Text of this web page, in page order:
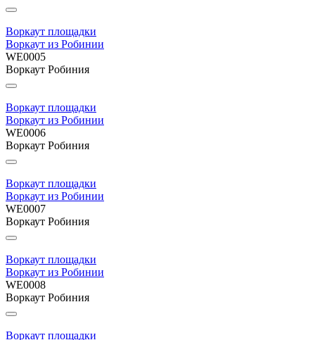
Воркаут площадки
Воркаут из Робинии
WE0005
Воркаут Робиния
Воркаут площадки
Воркаут из Робинии
WE0006
Воркаут Робиния
Воркаут площадки
Воркаут из Робинии
WE0007
Воркаут Робиния
Воркаут площадки
Воркаут из Робинии
WE0008
Воркаут Робиния
Воркаут площадки